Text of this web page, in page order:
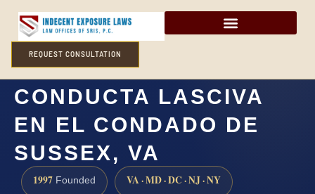
REQUEST CONSULTATION
ABOGADO DE
CONDUCTA LASCIVA
EN EL CONDADO DE
SUSSEX, VA
1997 Founded VA · MD · DC · NJ · NY